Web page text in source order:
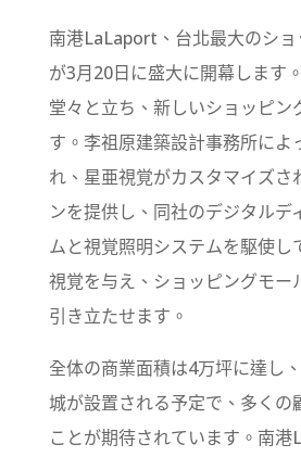
南港LaLaport、台北最大のシ
が3月20日に盛大に開幕します
堂々と立ち、新しいショッピン
す。李祖原建築設計事務所によ
れ、星亜視覚がカスタマイズさ
ンを提供し、同社のデジタルデ
ムと視覚照明システムを駆使し
視覚を与え、ショッピングモー
引き立たせます。
全体の商業面積は4万坪に達し
城が設置される予定で、多くの
ことが期待されています。南